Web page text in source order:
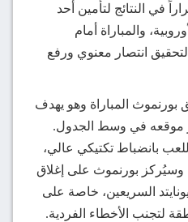
في النتائج لتأمين أحد
والمباراة أمام
انتصار معنوي ورفع
بورنموث المباراة وهو يهدف
موقعه في وسط الجدول.
بانضباط تكتيكي عالي،
وسيُركز بورنموث على إغلاق
السريعين، خاصة على
لتجنب الأخطاء الفردية.